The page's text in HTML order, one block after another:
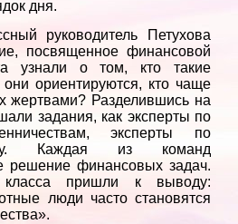
дня.
руководитель Петухова
посвященное финансовой
узнали о том, кто такие
ориентируются, кто чаще
жертвами? Разделившись на
задания, как эксперты по
эксперты по
Каждая из команд
решение финансовых задач.
пришли к выводу:
люди часто становятся